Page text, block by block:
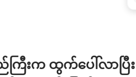
ြီးက ထွက်ပေါ်လာပြီး